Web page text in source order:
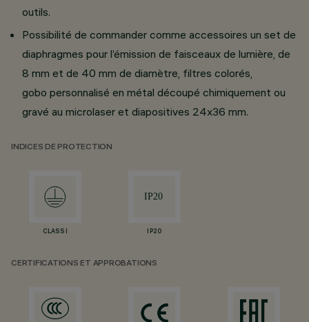
outils.
Possibilité de commander comme accessoires un set de
diaphragmes pour l’émission de faisceaux de lumière, de
8 mm et de 40 mm de diamètre, filtres colorés,
gobo personnalisé en métal découpé chimiquement ou
gravé au microlaser et diapositives 24x36 mm.
INDICES DE PROTECTION
CLASS I IP20
CERTIFICATIONS ET APPROBATIONS